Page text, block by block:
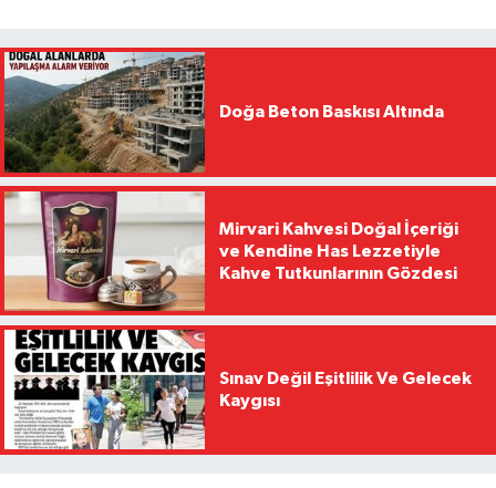
Doğa Beton Baskısı Altında
Mirvari Kahvesi Doğal İçeriği
ve Kendine Has Lezzetiyle
Kahve Tutkunlarının Gözdesi
Sınav Değil Eşitlilik Ve Gelecek
Kaygısı